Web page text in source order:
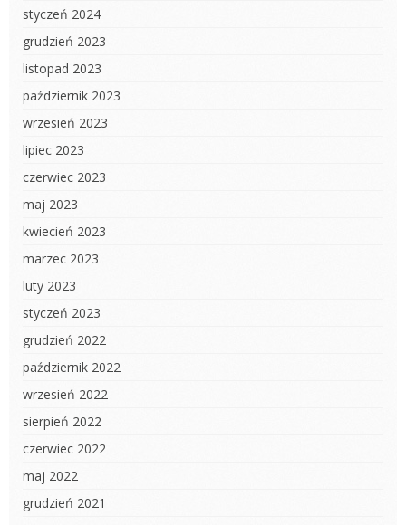
styczeń 2024
grudzień 2023
listopad 2023
październik 2023
wrzesień 2023
lipiec 2023
czerwiec 2023
maj 2023
kwiecień 2023
marzec 2023
luty 2023
styczeń 2023
grudzień 2022
październik 2022
wrzesień 2022
sierpień 2022
czerwiec 2022
maj 2022
grudzień 2021